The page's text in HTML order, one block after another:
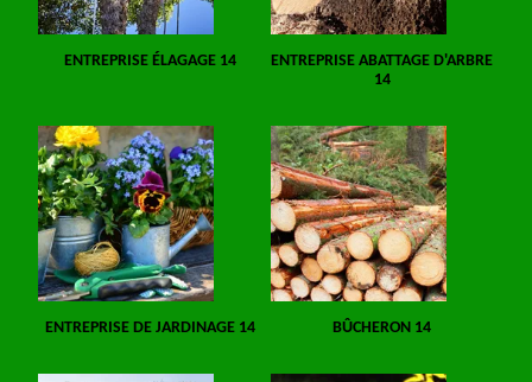
ENTREPRISE ÉLAGAGE 14
ENTREPRISE ABATTAGE D'ARBRE
14
ENTREPRISE DE JARDINAGE 14 BÛCHERON 14